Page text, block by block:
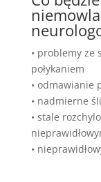
• problemy ze
połykaniem
• odmawianie
• nadmierne
• stale
•